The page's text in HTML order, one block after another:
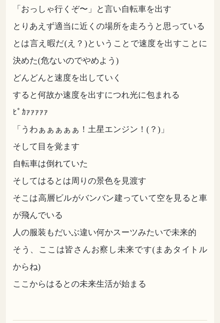
「おっしゃ行くぞ〜」と言い自転車を出す
とりあえず適当に近くの場所を走ろうと思っている
とは言え暇だ(え？)ということで速度を出すことに
決めた(危ないのでやめよう)
どんどんと速度を出していく
すると何故か速度を出すにつれ光に包まれる
ﾋﾟｶｧｧｧｧｧ
「うわぁぁぁぁぁ！土星エンジン！(？)」
そして目を覚ます
自転車は倒れていた
そしてはるとは周りの景色を見渡す
そこは高層ビルがバンバン建っていて空を見ると車
が飛んでいる
人の服装もだいぶ違い何かスーツみたいで未来的
そう、ここは皆さんお察し未来です(まあタイトル
からね)
ここからはるとの未来生活が始まる